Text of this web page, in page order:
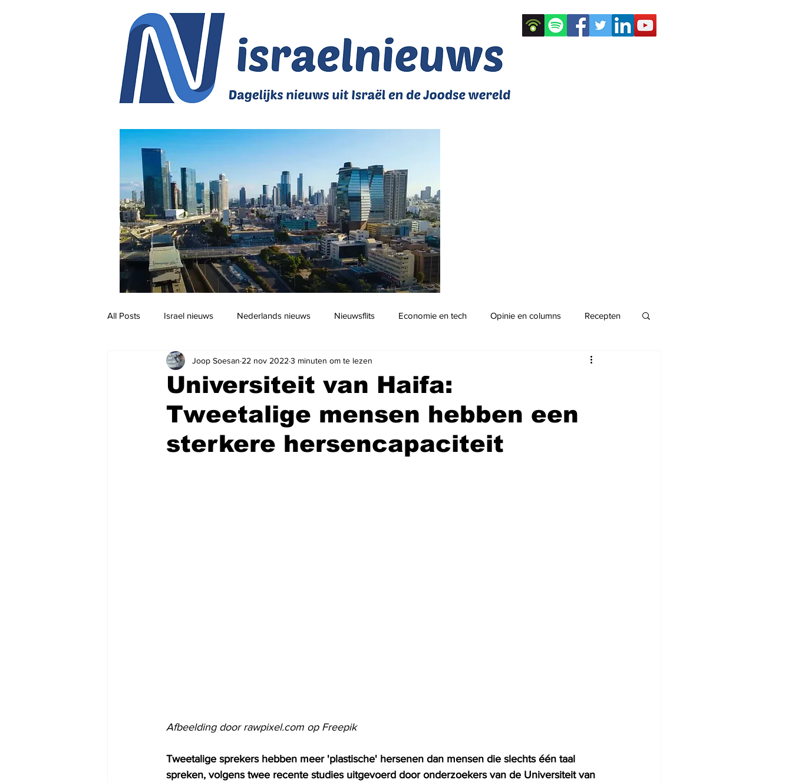
All Posts Israel nieuws Nederlands nieuws Nieuwsflits Economie en tech Opinie en columns Recepten
Jodendom en cultuur Podcast
Universiteit van Haifa:
Tweetalige mensen hebben een
sterkere hersencapaciteit
Joop Soesan 22 nov 2022 3 minuten om te lezen
Afbeelding door rawpixel.com op Freepik
Tweetalige sprekers hebben meer 'plastische' hersenen dan mensen die slechts één taal
spreken, volgens twee recente studies uitgevoerd door onderzoekers van de Universiteit van